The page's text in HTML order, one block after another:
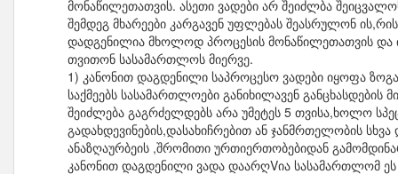
მონაწილეთათვის. ასეთი ვადები არ შეიძლბა
შემდეგ მხარეები კარგავენ უფლებას შეასრულონ
დადგენილია მხოლოდ პროცესის მონაწილეთათვის და
თვითონ სასამართლოს მიერვე.
1) კანონით დაგდენილი საპროცესო ვადები იყოფა
საქმეებს სასამართლოები განიხილავენ განცხასდების
შეიძლება გაგრძელდებს არა უმეტეს 5 თვისა,ხოლო
გადახდევინების,დასახიჩრებით ან ჯანმრთელობის
ანაზღაურბეის ,შრომითი ურთიერთობებიდან
კანონით დაგდენილი ვადა დაარღVია სასამართლომ